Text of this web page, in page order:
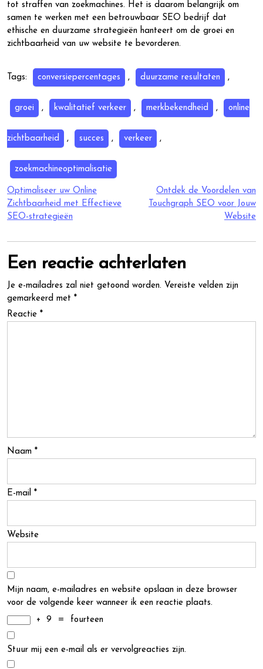
tot straffen van zoekmachines. Het is daarom belangrijk om
samen te werken met een betrouwbaar SEO bedrijf dat
ethische en duurzame strategieën hanteert om de groei en
zichtbaarheid van uw website te bevorderen.
Tags: conversiepercentages , duurzame resultaten ,
groei , kwalitatief verkeer , merkbekendheid , online
zichtbaarheid , succes , verkeer ,
zoekmachineoptimalisatie
Berichtnavigatie
Optimaliseer uw Online
Zichtbaarheid met Effectieve
SEO-strategieën
Ontdek de Voordelen van
Touchgraph SEO voor Jouw
Website
Een reactie achterlaten
Je e-mailadres zal niet getoond worden. Vereiste velden zijn
gemarkeerd met *
Reactie *
Naam *
E-mail *
Website
Mijn naam, e-mailadres en website opslaan in deze browser
voor de volgende keer wanneer ik een reactie plaats.
+
9 = fourteen
Stuur mij een e-mail als er vervolgreacties zijn.